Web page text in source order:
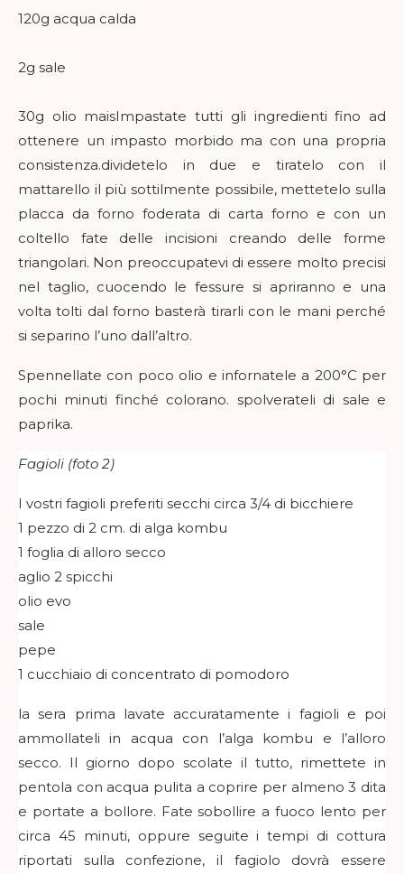
120g acqua calda
2g sale
30g olio maisImpastate tutti gli ingredienti fino ad
ottenere un impasto morbido ma con una propria
consistenza.dividetelo in due e tiratelo con il
mattarello il più sottilmente possibile, mettetelo sulla
placca da forno foderata di carta forno e con un
coltello fate delle incisioni creando delle forme
triangolari. Non preoccupatevi di essere molto precisi
nel taglio, cuocendo le fessure si apriranno e una
volta tolti dal forno basterà tirarli con le mani perché
si separino l’uno dall’altro.
Spennellate con poco olio e infornatele a 200°C per
pochi minuti finché colorano. spolverateli di sale e
paprika.
Fagioli (foto 2)
I vostri fagioli preferiti secchi circa 3/4 di bicchiere
1 pezzo di 2 cm. di alga kombu
1 foglia di alloro secco
aglio 2 spicchi
olio evo
sale
pepe
1 cucchiaio di concentrato di pomodoro
la sera prima lavate accuratamente i fagioli e poi
ammollateli in acqua con l’alga kombu e l’alloro
secco. Il giorno dopo scolate il tutto, rimettete in
pentola con acqua pulita a coprire per almeno 3 dita
e portate a bollore. Fate sobollire a fuoco lento per
circa 45 minuti, oppure seguite i tempi di cottura
riportati sulla confezione, il fagiolo dovrà essere